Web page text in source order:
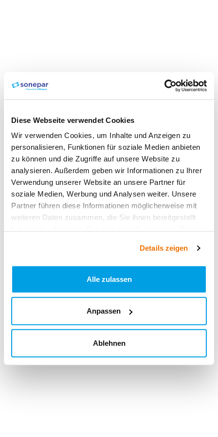
Diese Webseite verwendet Cookies
Wir verwenden Cookies, um Inhalte und Anzeigen zu
personalisieren, Funktionen für soziale Medien anbieten
zu können und die Zugriffe auf unsere Website zu
analysieren. Außerdem geben wir Informationen zu Ihrer
Verwendung unserer Website an unsere Partner für
soziale Medien, Werbung und Analysen weiter. Unsere
Partner führen diese Informationen möglicherweise mit
weiteren Daten zusammen, die Sie ihnen bereitgestellt
Details zeigen
Alle zulassen
Anpassen
Ablehnen